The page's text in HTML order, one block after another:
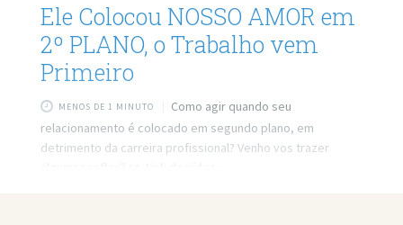
Ele Colocou NOSSO AMOR em
2º PLANO, o Trabalho vem
Primeiro
MENOS DE 1 MINUTO
Como agir quando seu
relacionamento é colocado em segundo plano, em
detrimento da carreira profissional? Venho vos trazer